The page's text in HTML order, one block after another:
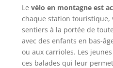
Le vélo en montagne est
chaque station touristique,
sentiers à la portée de
avec des enfants en bas-
ou aux carrioles. Les
ces balades qui leur